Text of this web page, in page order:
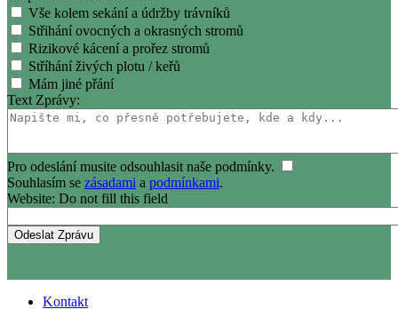
Vše kolem sekání a údržby trávníků
Střihání ovocných a okrasných stromů
Rizikové kácení a prořez stromů
Stříhání živých plotu / keřů
Mám jiné přání
Text Zprávy:
Pro odeslání musite odsouhlasit naše podmínky.
Souhlasím se zásadami a podmínkami.
Website: Do not fill this field
Kontakt